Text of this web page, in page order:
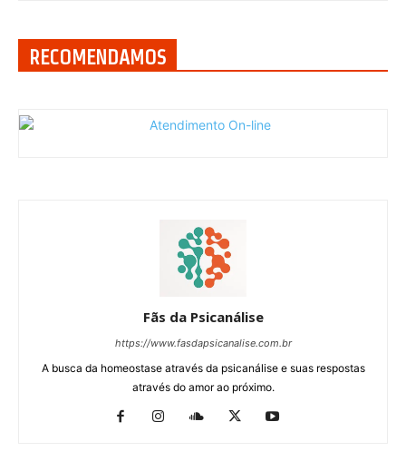
RECOMENDAMOS
Fãs da Psicanálise
https://www.fasdapsicanalise.com.br
A busca da homeostase através da psicanálise e suas respostas
através do amor ao próximo.